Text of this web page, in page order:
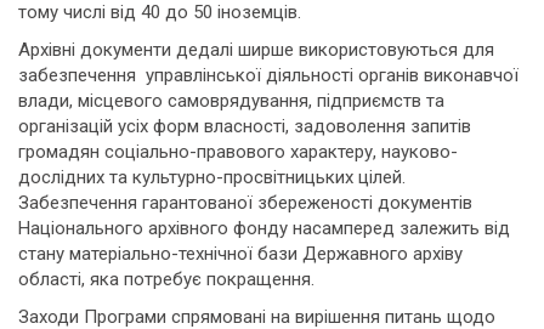
тому числі від 40 до 50 іноземців.
Архівні документи дедалі ширше використовуються для
забезпечення управлінської діяльності органів виконавчої
влади, місцевого самоврядування, підприємств та
організацій усіх форм власності, задоволення запитів
громадян соціально-правового характеру, науково-
дослідних та культурно-просвітницьких цілей.
Забезпечення гарантованої збереженості документів
Національного архівного фонду насамперед залежить від
стану матеріально-технічної бази Державного архіву
області, яка потребує покращення.
Заходи Програми спрямовані на вирішення питань щодо